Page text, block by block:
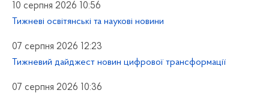
10 серпня 2026 10:56
Тижневі освітянські та наукові новини
07 серпня 2026 12:23
Тижневий дайджест новин цифрової трансформації
07 серпня 2026 10:36